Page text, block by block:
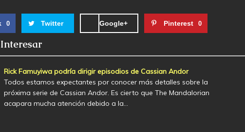
0 Twitter Google+ Pinterest 0
Rick Famuyiwa podría dirigir episodios de Cassian Andor
Todos estamos expectantes por conocer más detalles sobre la
próxima serie de Cassian Andor. Es cierto que The Mandalorian
acapara mucha atención debido a la…